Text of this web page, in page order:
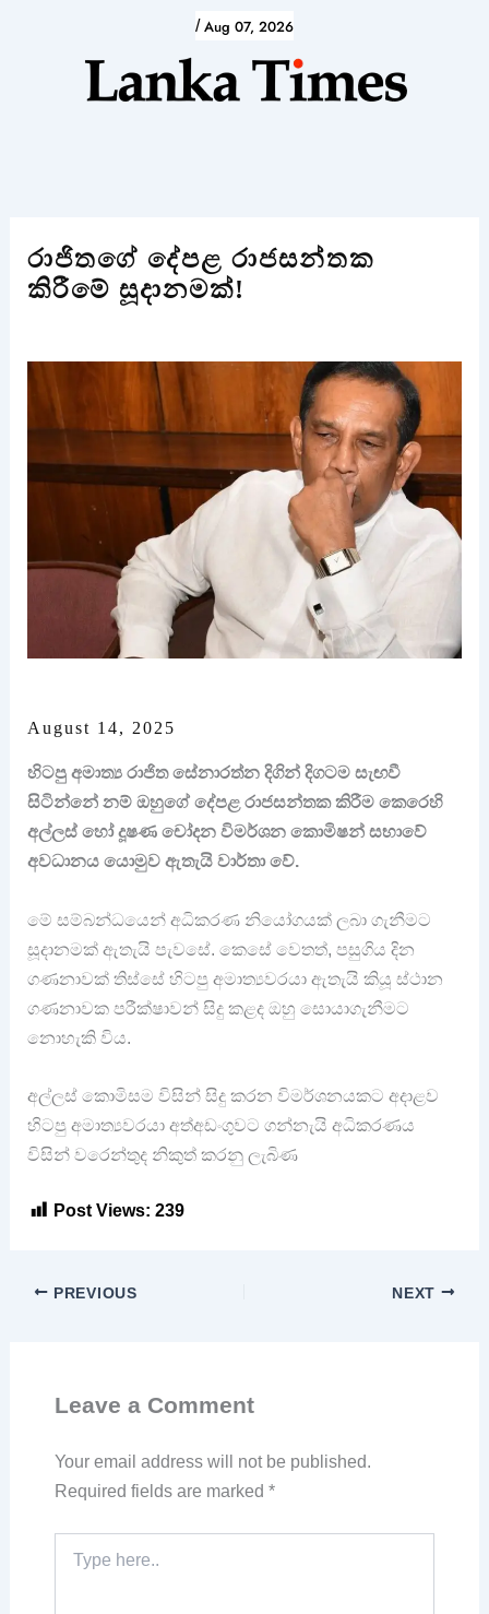
/ Aug 07, 2026
රාජිතගේ දේපළ රාජසන්තක
කිරීමේ සූදානමක්!
August 14, 2025
හිටපු අමාත්‍ය රාජිත සේනාරත්න දිගින් දිගටම සැඟවී
සිටින්නේ නම් ඔහුගේ දේපළ රාජසන්තක කිරීම කෙරෙහි
අල්ලස් හෝ දූෂණ චෝදන විමර්ශන කොමිෂන් සභාවේ
අවධානය යොමුව ඇතැයි වාර්තා වේ.
මේ සම්බන්ධයෙන් අධිකරණ නියෝගයක් ලබා ගැනීමට
සූදානමක් ඇතැයි පැවසේ. කෙසේ වෙතත්, පසුගිය දින
ගණනාවක් තිස්සේ හිටපු අමාත්‍යවරයා ඇතැයි කියූ ස්ථාන
ගණනාවක පරීක්ෂාවන් සිදු කළද ඔහු සොයාගැනීමට
නොහැකි විය.
අල්ලස් කොමිසම විසින් සිදු කරන විමර්ශනයකට අදාළව
හිටපු අමාත්‍යවරයා අත්අඩංගුවට ගන්නැයි අධිකරණය
විසින් වරෙන්තුද නිකුත් කරනු ලැබිණ
Post Views: 239
PREVIOUS NEXT
Leave a Comment
Your email address will not be published.
Required fields are marked *
here..